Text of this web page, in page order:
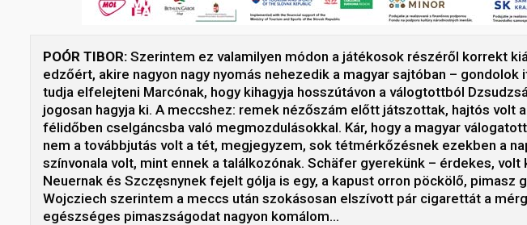
POÓR TIBOR: Szerintem ez valamilyen módon a játékosok részéről korrekt
edzőért, akire nagyon nagy nyomás nehezedik a magyar sajtóban – gondolok
tudja elfelejteni Marcónak, hogy kihagyja hosszútávon a válogtottból
jogosan hagyja ki. A meccshez: remek nézőszám előtt játszottak, hajtós volt
félidőben cselgáncsba való megmozdulásokkal. Kár, hogy a magyar
nem a továbbjutás volt a tét, megjegyzem, sok tétmérkőzésnek ezekben a
színvonala volt, mint ennek a találkozónak. Schäfer gyerekünk – érdekes,
Neuernak és Szczęsnynek fejelt gólja is egy, a kapust orron pöckölő, pimasz
Wojcziech szerintem a meccs után szokásosan elszívott pár cigarettát a
egészséges pimaszságodat nagyon komálom…